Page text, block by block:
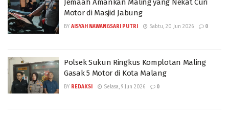
Jemaah Amankan Maling yang Nekat Curi
Motor di Masjid Jabung
BY AISYAH NAWANGSARI PUTRI Sabtu, 20 Jun 2026 0
Polsek Sukun Ringkus Komplotan Maling
Gasak 5 Motor di Kota Malang
BY REDAKSI Selasa, 9 Jun 2026 0